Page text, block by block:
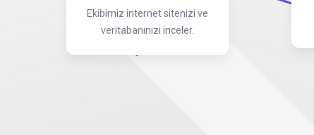
Ekibimiz internet sitenizi ve
veritabanınızı inceler.